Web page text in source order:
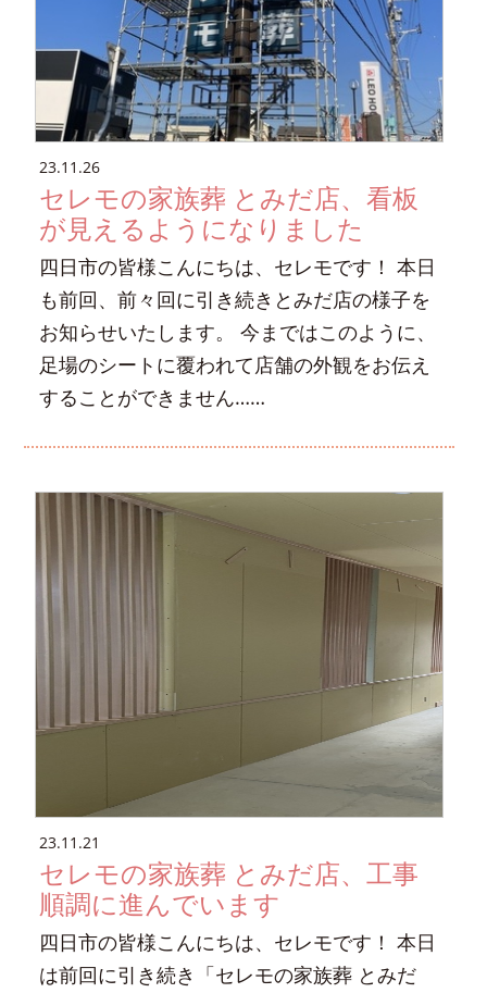
23.11.26
セレモの家族葬 とみだ店、看板
が見えるようになりました
四日市の皆様こんにちは、セレモです！ 本日
も前回、前々回に引き続きとみだ店の様子を
お知らせいたします。 今まではこのように、
足場のシートに覆われて店舗の外観をお伝え
することができません……
23.11.21
セレモの家族葬 とみだ店、工事
順調に進んでいます
四日市の皆様こんにちは、セレモです！ 本日
は前回に引き続き「セレモの家族葬 とみだ